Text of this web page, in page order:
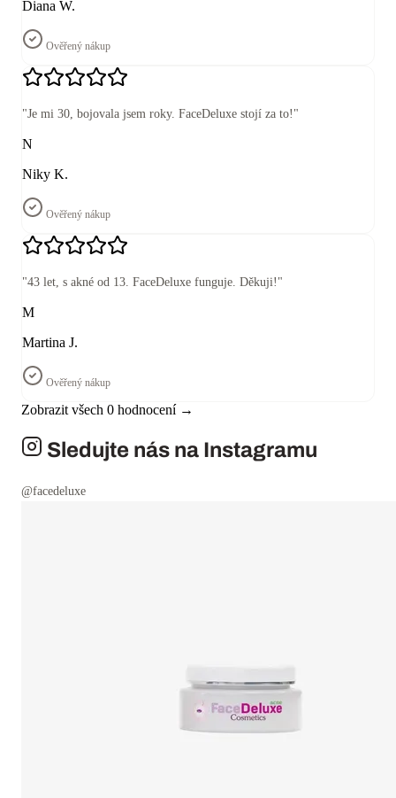
Diana W.
Ověřený nákup
"Je mi 30, bojovala jsem roky. FaceDeluxe stojí za to! "
N
Niky K.
Ověřený nákup
"43 let, s akné od 13. FaceDeluxe funguje. Děkuji! "
M
Martina J.
Ověřený nákup
Zobrazit všech 0 hodnocení →
Sledujte nás na Instagramu
@facedeluxe